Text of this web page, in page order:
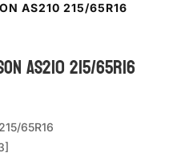
AS210 215/65R16
AS210 215/65R16
65R16